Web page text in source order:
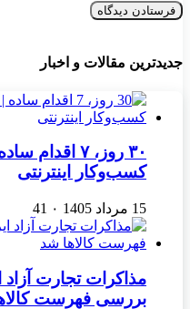
جدیدترین مقالات و اخبار
۳۰ روز، ۷
کسب‌وکار اینترنتی
15 مرداد 1405 ۰ 41
مذاکرات تجارت آزاد
بررسی فهرست